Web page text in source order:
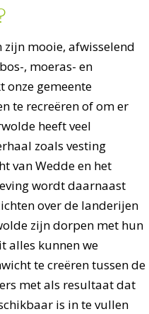
mooie, afwisselend
, moeras- en
onze gemeente
te recreëren of om er
heeft veel
zoals vesting
van Wedde en het
wordt daarnaast
over de landerijen
zijn dorpen met hun
alles kunnen we
te creëren tussen de
met als resultaat dat
is in te vullen